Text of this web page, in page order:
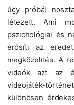
úgy próbál
létezett. Ami
pszichológiai és
erősíti az
megközelítés. A
videók azt az
videojáték-
különösen